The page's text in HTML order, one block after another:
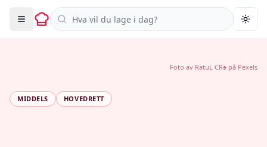
Søk i oppskrifter
MIDDELS HOVEDRETT
Foto av RatuL CR♠️ på Pexels